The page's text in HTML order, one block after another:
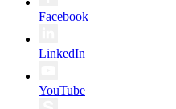
Facebook
LinkedIn
YouTube